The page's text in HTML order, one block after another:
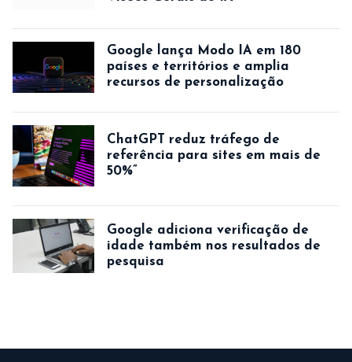
Google lança Modo IA em 180
países e territórios e amplia
recursos de personalização
ChatGPT reduz tráfego de
referência para sites em mais de
50%”
Google adiciona verificação de
idade também nos resultados de
pesquisa